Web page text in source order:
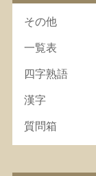
その他
一覧表
四字熟語
漢字
質問箱